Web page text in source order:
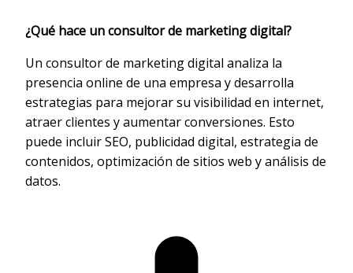
¿Qué hace un consultor de marketing digital?
Un consultor de marketing digital analiza la
presencia online de una empresa y desarrolla
estrategias para mejorar su visibilidad en internet,
atraer clientes y aumentar conversiones. Esto
puede incluir SEO, publicidad digital, estrategia de
contenidos, optimización de sitios web y análisis de
datos.